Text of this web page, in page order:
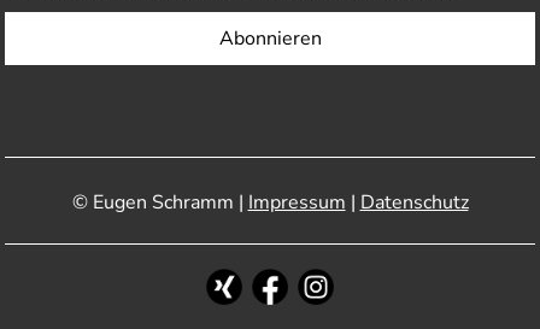
© Eugen Schramm | Impressum | Datenschutz